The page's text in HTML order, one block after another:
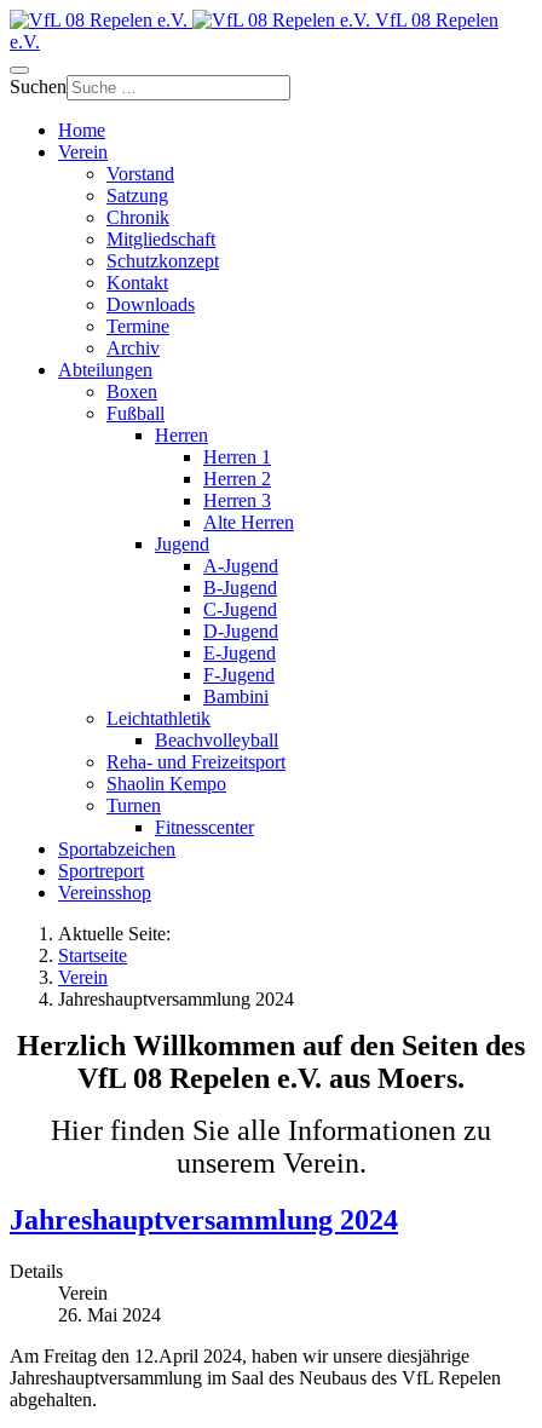
VfL 08 Repelen
e.V.
Suchen
Home
Verein
Vorstand
Satzung
Chronik
Mitgliedschaft
Schutzkonzept
Kontakt
Downloads
Termine
Archiv
Abteilungen
Boxen
Fußball
Herren
Herren 1
Herren 2
Herren 3
Alte Herren
Jugend
A-Jugend
B-Jugend
C-Jugend
D-Jugend
E-Jugend
F-Jugend
Bambini
Leichtathletik
Beachvolleyball
Reha- und Freizeitsport
Shaolin Kempo
Turnen
Fitnesscenter
Sportabzeichen
Sportreport
Vereinsshop
Aktuelle Seite:
Startseite
Verein
Jahreshauptversammlung 2024
Herzlich Willkommen auf den Seiten des
VfL 08 Repelen e.V. aus Moers.
Hier finden Sie alle Informationen zu
unserem Verein.
Jahreshauptversammlung 2024
Details
Verein
26. Mai 2024
Am Freitag den 12.April 2024, haben wir unsere diesjährige
Jahreshauptversammlung im Saal des Neubaus des VfL Repelen
abgehalten.